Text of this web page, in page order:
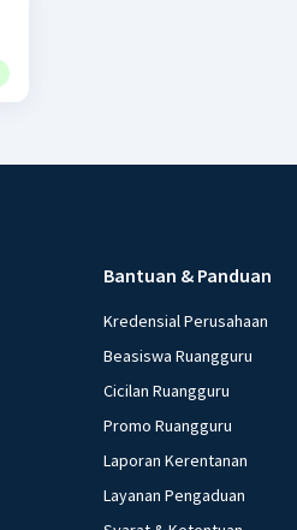
Bantuan & Panduan
Kredensial Perusahaan
Beasiswa Ruangguru
Cicilan Ruangguru
Promo Ruangguru
Laporan Kerentanan
Layanan Pengaduan